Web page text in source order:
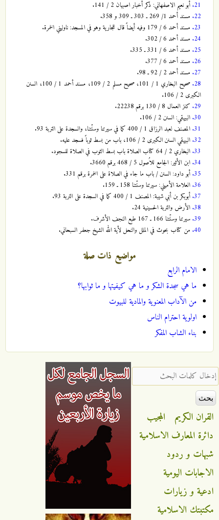
21. أبو نعيم الاصفهاني: ذكر أخبار اصبهان 2 / 141.
22. مسند أحمد 1/ 269 ـ 303 ـ 309 و 358.
23. مسند أحمد 6 / 179 وفيه أيضاً قال للجارية وهو في المسجد: ناوليني الخمرة.
24. مسند أحمد 6 / 302.
25. مسند أحمد 6 / 331 ـ 335.
26. مسند أحمد 6 / 377.
27. مسند أحمد 2 / 92 ـ 98.
28.
صحيح البخاري 1 / 101، صحيح مسلم 2 / 109، مسند أحمد 1 / 100، السنن
الكبرى 2 / 106.
29. كنز العمال 8 / 130 برقم 22238.
30. البيهقي: السنن 2 / 106.
31. المصنف لعبد الرزاق 1 / 400 كما في سيرتنا وسنّتنا، والسجدة على التربة 93.
32. البيهقي السنن الكبرى 2 / 106، باب من بسط ثوباً فسجد عليه.
33. البخاري 2 / 64 كتاب الصلاة باب بسط الثوب في الصلاة للسجود.
34. ابن الأثير: الجامع للاُصول 5 / 468 برقم 3660.
35. أبو داود: السنن / باب ما جاء في الصلاة على الخمرة برقم 331.
36. العلامة الأميني: سيرتنا وسنّتنا 158 ـ 159.
37. أبوبكر بن أبي شيبة: المصنف 1 / 400 كما في السجدة على التربة 93.
38. الأرض والتربة الحسينية 24.
39. سيرتنا وسنّتنا 166 ـ 167 طبع النجف الأشرف.
40. من كتاب بحوث في الملل والنحل لأية الله الشيخ جعفر السبحاني.
مواضيع ذات صلة
الامام الرابع
ما هي سجدة الشكر و ما هي كيفيتها و ما ثوابها؟
من الآداب المعنوية والمادية للبيوت
اولوية احترام الناس
بناء الشاب المفكر
‏إدخال كلمات البحث ‏
القران الكريم
المجيب
دائرة المعارف الاسلامية
شبهات و ردود
الاجابات اليومية
ادعية و زيارات
مكتبتك الاسلامية